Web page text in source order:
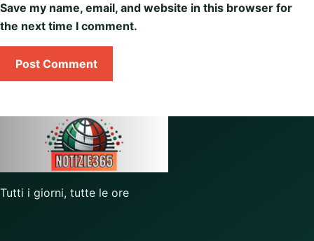
Save my name, email, and website in this browser for
the next time I comment.
Tutti i giorni, tutte le ore